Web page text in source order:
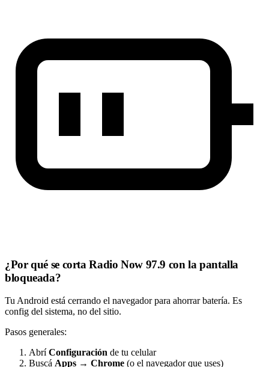
¿Por qué se corta Radio Now 97.9 con la pantalla
bloqueada?
Tu Android está cerrando el navegador para ahorrar batería. Es
config del sistema, no del sitio.
Pasos generales:
AbríConfiguración de tu celular
Buscá Apps → Chrome (o el navegador que uses)